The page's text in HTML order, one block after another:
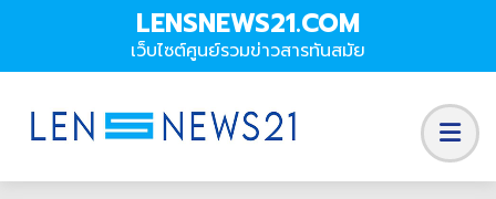
LENSNEWS21.COM
เว็บไซต์ศูนย์รวมข่าวสารทันสมัย